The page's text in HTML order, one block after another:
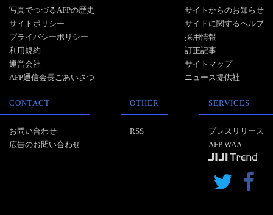
写真でつづるAFPの歴史
サイトポリシー
プライバシーポリシー
利用規約
運営会社
AFP通信会長ごあいさつ
サイトからのお知らせ
サイトに関するヘルプ
採用情報
訂正記事
サイトマップ
ニュース提供社
CONTACT
お問い合わせ
広告のお問い合わせ
OTHER
RSS
SERVICES
プレスリリース
AFP WAA